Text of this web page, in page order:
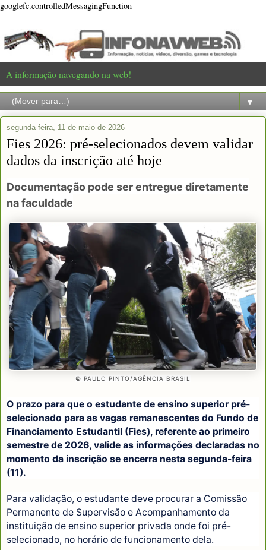
googlefc.controlledMessagingFunction
A informação navegando na web!
▼
segunda-feira, 11 de maio de 2026
Fies 2026: pré-selecionados devem validar
dados da inscrição até hoje
Documentação pode ser entregue diretamente
na faculdade
© PAULO PINTO/AGÊNCIA BRASIL
O prazo para que o estudante de ensino superior pré-
selecionado para as vagas remanescentes do Fundo de
Financiamento Estudantil (Fies), referente ao primeiro
semestre de 2026, valide as informações declaradas no
momento da inscrição se encerra nesta segunda-feira
(11).
Para validação, o estudante deve procurar a Comissão
Permanente de Supervisão e Acompanhamento da
instituição de ensino superior privada onde foi pré-
selecionado, no horário de funcionamento dela.